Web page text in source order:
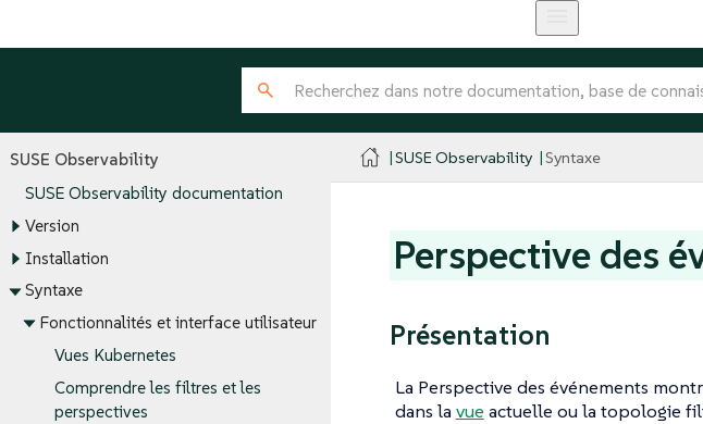
SUSE Observability
SUSE Observability documentation
Version
Installation
Syntaxe
Fonctionnalités et interface utilisateur
Vues Kubernetes
Comprendre les filtres et les
perspectives
SUSE Observability Syntaxe
Perspective des
Présentation
La Perspective des événements
dans la vue actuelle ou la topologie